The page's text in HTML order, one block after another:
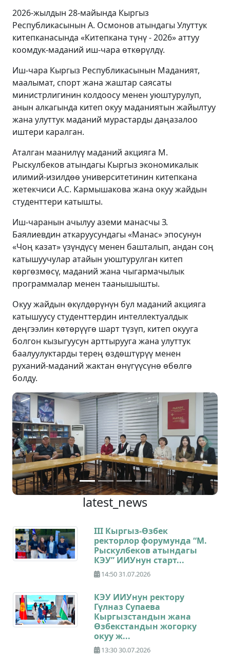
2026-жылдын 28-майында Кыргыз
Республикасынын А. Осмонов атындагы Улуттук
китепканасында «Китепкана түнү - 2026» аттуу
коомдук-маданий иш-чара өткөрүлдү.
Иш-чара Кыргыз Республикасынын Маданият,
маалымат, спорт жана жаштар саясаты
министрлигинин колдоосу менен уюштурулуп,
анын алкагында китеп окуу маданиятын жайылтуу
жана улуттук маданий мурастарды даңазалоо
иштери каралган.
Аталган маанилүү маданий акцияга М.
Рыскулбеков атындагы Кыргыз экономикалык
илимий-изилдөө университетинин китепкана
жетекчиси А.С. Кармышакова жана окуу жайдын
студенттери катышты.
Иш-чаранын ачылуу аземи манасчы З.
Баялиевдин аткаруусундагы «Манас» эпосунун
«Чоң казат» үзүндүсү менен башталып, андан соң
катышуучулар атайын уюштурулган китеп
көргөзмөсү, маданий жана чыгармачылык
программалар менен таанышышты.
Окуу жайдын өкүлдөрүнүн бул маданий акцияга
катышуусу студенттердин интеллектуалдык
деңгээлин көтөрүүгө шарт түзүп, китеп окууга
болгон кызыгуусун арттырууга жана улуттук
баалуулуктарды терең өздөштүрүү менен
руханий-маданий жактан өнүгүүсүнө өбөлгө
болду.
Previous Next
latest_news
III Кыргыз-Өзбек
ректорлор форумунда “М.
Рыскулбеков атындагы
КЭУ” ИИУнун старт...
14:50 31.07.2026
КЭУ ИИУнун ректору
Гүлназ Супаева
Кыргызстандын жана
Өзбекстандын жогорку
окуу ж...
13:30 30.07.2026